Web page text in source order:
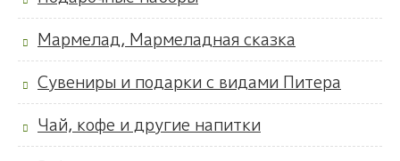
Мармелад, Мармеладная сказка
Сувениры и подарки с видами Питера
Чай, кофе и другие напитки